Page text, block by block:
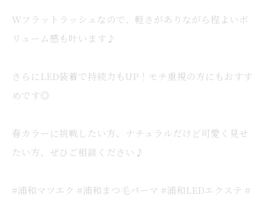
Wフラットラッシュなので、軽さがありながら程よいボ
リューム感も叶います♪
さらにLED装着で持続力もUP！モチ重視の方にもおすす
めです◎
春カラーに挑戦したい方、ナチュラルだけど可愛く見せ
たい方、ぜひご相談ください♪
#浦和マツエク #浦和まつ毛パーマ #浦和LEDエクステ #